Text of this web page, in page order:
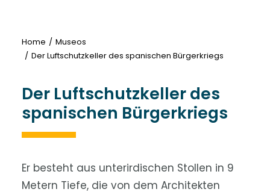
Deutsch
Home
Museos
Der Luftschutzkeller des spanischen Bürgerkriegs
Der Luftschutzkeller des
spanischen Bürgerkriegs
Er besteht aus unterirdischen Stollen in 9
Metern Tiefe, die von dem Architekten